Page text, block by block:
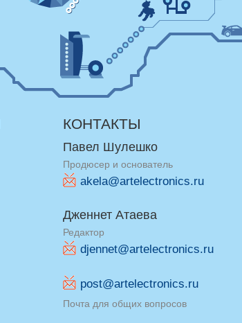
КОНТАКТЫ
Павел Шулешко
Продюсер и основатель
akela@artelectronics.ru
Дженнет Атаева
Редактор
djennet@artelectronics.ru
post@artelectronics.ru
Почта для общих вопросов